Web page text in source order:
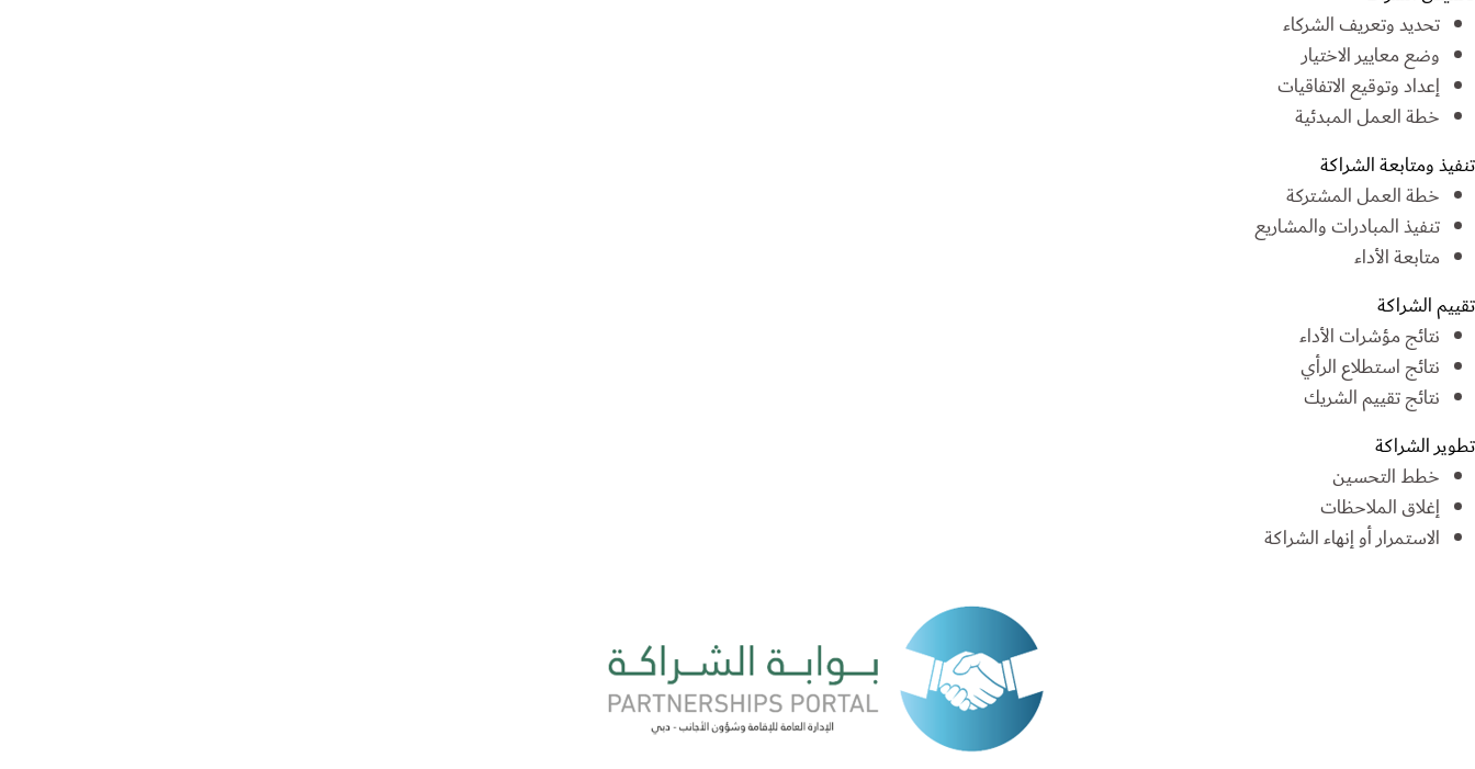
تحديد وتعريف الشركاء
وضع معايير الاختيار
إعداد وتوقيع الاتفاقيات
خطة العمل المبدئية
تنفيذ ومتابعة الشراكة
خطة العمل المشتركة
تنفيذ المبادرات والمشاريع
متابعة الأداء
تقييم الشراكة
نتائج مؤشرات الأداء
نتائج استطلاع الرأي
نتائج تقييم الشريك
تطوير الشراكة
خطط التحسين
إغلاق الملاحظات
الاستمرار أو إنهاء الشراكة